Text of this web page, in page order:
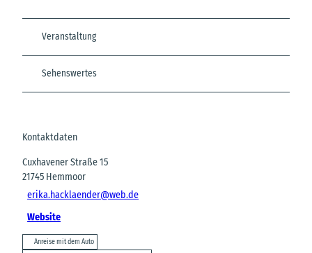
Veranstaltung
Sehenswertes
Kontaktdaten
Cuxhavener Straße 15
21745 Hemmoor
erika.hacklaender@web.de
Website
Anreise mit dem Auto